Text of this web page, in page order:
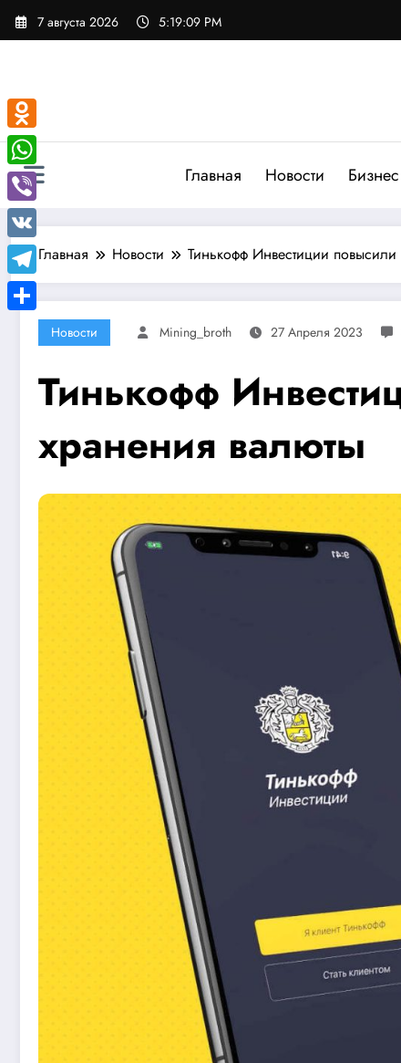
Перейти
7 августа 2026 5:19:10 PM
Главная Новости
Главная Новости Тинькофф Инвестиции
Новости Mining_broth 27 Апреля 2023
Тинькофф
хранения валюты
Odnoklassniki
WhatsApp
Viber
VK
Telegram
Отправить